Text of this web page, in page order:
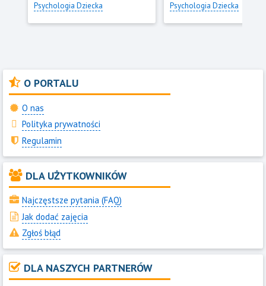
Psychologia Dziecka
Psychologia Dziecka
O PORTALU
O nas
Polityka prywatności
Regulamin
DLA UŻYTKOWNIKÓW
Najczęstsze pytania (FAQ)
Jak dodać zajęcia
Zgłoś błąd
DLA NASZYCH PARTNERÓW